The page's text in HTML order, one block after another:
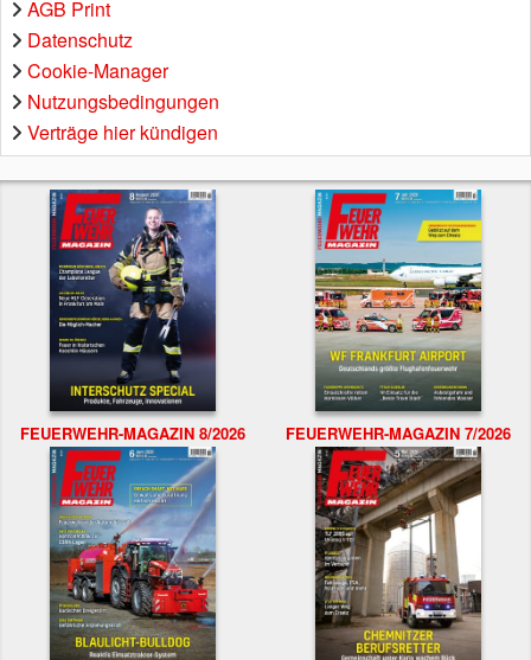
AGB Print
Datenschutz
Cookie-Manager
Nutzungsbedingungen
Verträge hier kündigen
FEUERWEHR-MAGAZIN 8/2026 FEUERWEHR-MAGAZIN 7/2026